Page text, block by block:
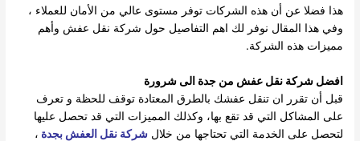
هذا فضلا عن أن هذه الشركات توفر مستوى عالي من الأمان للعملاء ،
وفي هذا المقال نوفر لك اهم التفاصيل حول شركة نقل عفش وأهم
مميزات هذه الشركة.
افضل شركة نقل عفش من جدة الى شرورة
قبل أن تقرر ان تنقل عفشك بالطرق المعتادة توقف للحظة و تعرف
على المشاكل التي قد تقع بها، وكذلك المميزات التي قد تحصل عليها
لتحصل على الخدمة التي تحتاجها من خلالشركة نقل العفش بجدة ،